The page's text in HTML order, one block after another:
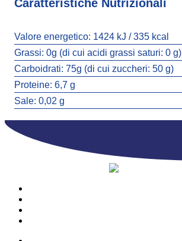
Caratteristiche Nutrizionali
Valore energetico: 1424 kJ / 335 kcal
Grassi: 0g (di cui acidi grassi saturi: 0 g)
Carboidrati: 75g (di cui zuccheri: 50 g)
Proteine: 6,7 g
Sale: 0,02 g